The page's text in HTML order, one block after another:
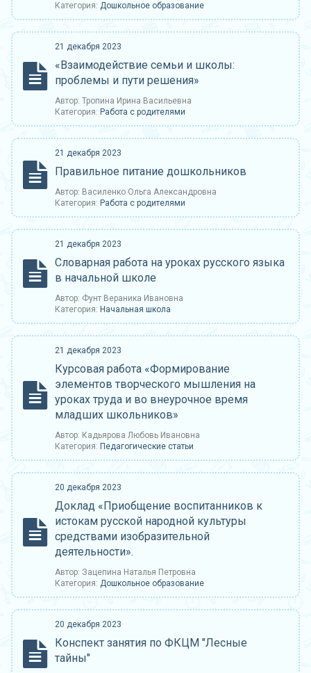
Категория: Дошкольное образование
21 декабря 2023
«Взаимодействие семьи и школы:
проблемы и пути решения»
Автор: Тропина Ирина Васильевна
Категория: Работа с родителями
21 декабря 2023
Правильное питание дошкольников
Автор: Василенко Ольга Александровна
Категория: Работа с родителями
21 декабря 2023
Словарная работа на уроках русского языка
в начальной школе
Автор: Фунт Вераника Ивановна
Категория: Начальная школа
21 декабря 2023
Курсовая работа «Формирование
элементов творческого мышления на
уроках труда и во внеурочное время
младших школьников»
Автор: Кадьярова Любовь Ивановна
Категория: Педагогические статьи
20 декабря 2023
Доклад «Приобщение воспитанников к
истокам русской народной культуры
средствами изобразительной
деятельности».
Автор: Зацепина Наталья Петровна
Категория: Дошкольное образование
20 декабря 2023
Конспект занятия по ФКЦМ "Лесные
тайны"